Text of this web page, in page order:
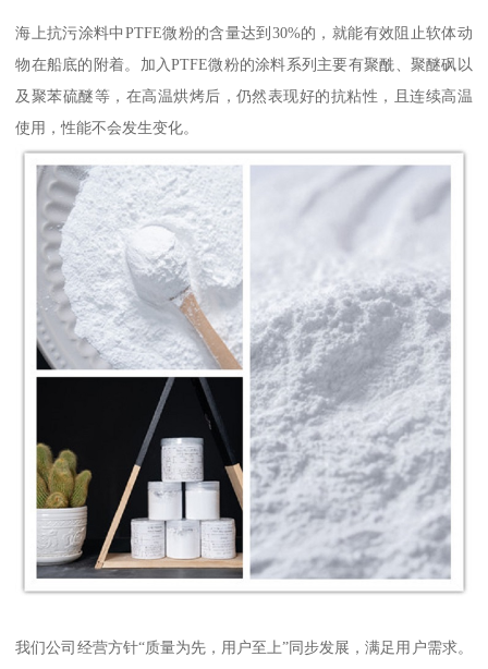
海上抗污涂料中PTFE微粉的含量达到30%的，就能有效阻止软体动
物在船底的附着。加入PTFE微粉的涂料系列主要有聚酰、聚醚砜以
及聚苯硫醚等，在高温烘烤后，仍然表现好的抗粘性，且连续高温
使用，性能不会发生变化。
我们公司经营方针“质量为先，用户至上”同步发展，满足用户需求。